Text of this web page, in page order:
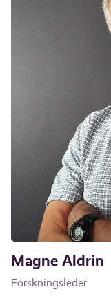
Magne Aldrin
Forskningsleder